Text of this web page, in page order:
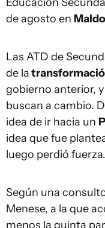
de agosto en
Las ATD de
de la
gobierno anterior,
buscan a cambio.
idea de ir hacia un
idea que fue
luego perdió fuerza.
Según una
Menese, a la que
menos la quinta